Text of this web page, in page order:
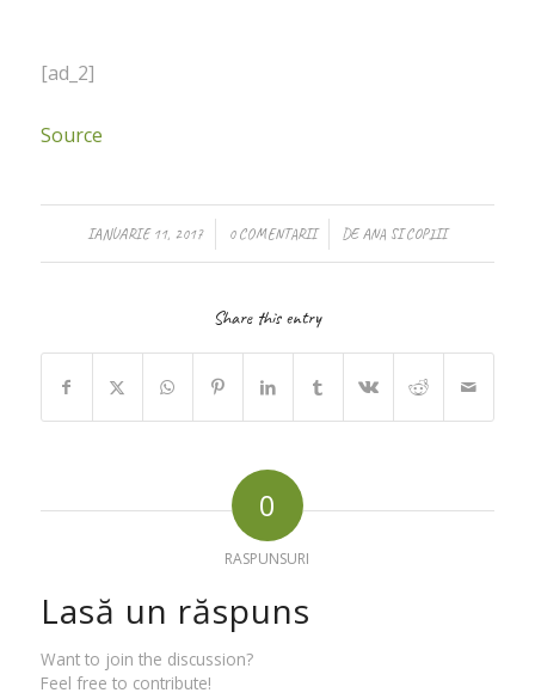
[ad_2]
Source
IANUARIE 11, 2017
/ 0 COMENTARII
/ DEANA SI COPIII
Share this entry
0
RASPUNSURI
Lasă un răspuns
Want to join the discussion?
Feel free to contribute!